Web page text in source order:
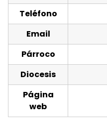
Teléfono
Email
Párroco
Diocesis
Página
web